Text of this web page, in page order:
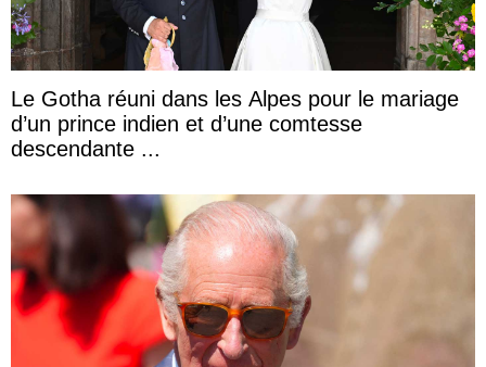
Le Gotha réuni dans les Alpes pour le mariage
d’un prince indien et d’une comtesse
descendante ...